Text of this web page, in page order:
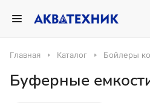
Главная Каталог Бойлеры
Буферные